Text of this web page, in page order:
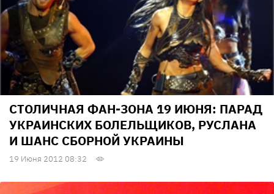
СТОЛИЧНАЯ ФАН-ЗОНА 19 ИЮНЯ: ПАРАД
УКРАИНСКИХ БОЛЕЛЬЩИКОВ, РУСЛАНА
И ШАНС СБОРНОЙ УКРАИНЫ
19 Июня 2012 08:32